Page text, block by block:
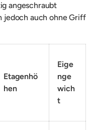
angeschraubt
jedoch auch ohne Griff
Etagenhö
hen
Eige
nge
wich
t